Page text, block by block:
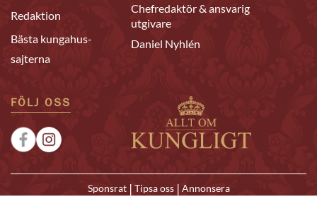
Redaktion
Bästa kungahus-
sajterna
Chefredaktör & ansvarig
utgivare
Daniel Nyhlén
FÖLJ OSS
Sponsrat | Tipsa oss | Annonsera